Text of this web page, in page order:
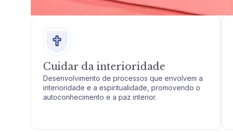
Cuidar da interioridade
Desenvolvimento de processos que envolvem a
interioridade e a espiritualidade, promovendo o
autoconhecimento e a paz interior.